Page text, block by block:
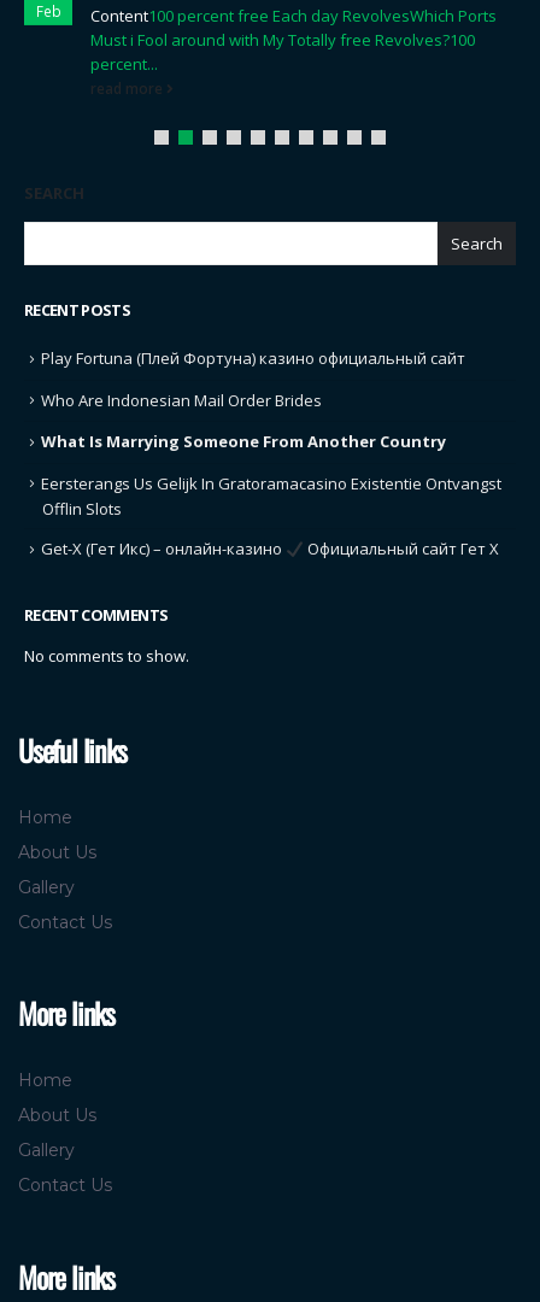
Feb Content100 percent free Each day RevolvesWhich Ports
Must i Fool around with My Totally free Revolves?100
percent...
read more
SEARCH
Search
RECENT POSTS
Play Fortuna (Плей Фортуна) казино официальный сайт
Who Are Indonesian Mail Order Brides
What Is Marrying Someone From Another Country
Eersterangs Us Gelijk In Gratoramacasino Existentie Ontvangst
Offlin Slots
Get-X (Гет Икс) – онлайн-казино
Официальный сайт Гет Х
RECENT COMMENTS
No comments to show.
Useful links
Home
About Us
Gallery
Contact Us
More links
Home
About Us
Gallery
Contact Us
More links